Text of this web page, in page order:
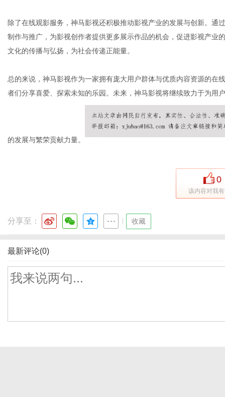
除了在线观影服务，神马影视还积极推动影视产业的发展与创新。通
制作与推广，为影视创作者提供更多展示作品的机会，促进影视产业
文化的传播与弘扬，为社会传递正能量。
总的来说，神马影视作为一家拥有庞大用户群体与优质内容资源的在
者们分享喜爱、探索未知的乐园。未来，神马影视将继续致力于为用
的发展与繁荣贡献力量。
0
该内容对我
分享至： 收藏
最新评论(0)